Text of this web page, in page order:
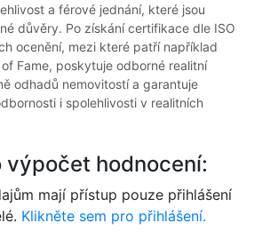
a férové jednání, které jsou
důvěry. Po získání certifikace dle ISO
ocenění, mezi které patří například
Fame, poskytuje odborné realitní
odhadů nemovitostí a garantuje
i spolehlivosti v realitních
výpočet hodnocení:
mají přístup pouze přihlášení
Klikněte sem pro přihlášení.